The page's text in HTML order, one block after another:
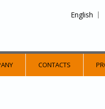
English
CONTACTS